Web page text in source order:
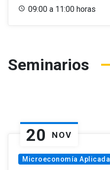
09:00 a 11:00 horas
Seminarios
20 NOV
Microeconomía Aplicada